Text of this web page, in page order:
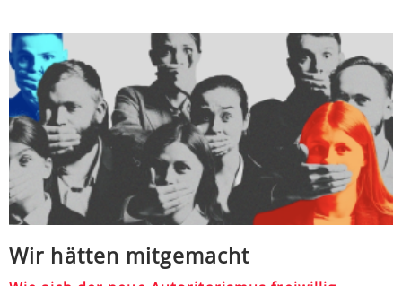
Wir hätten mitgemacht